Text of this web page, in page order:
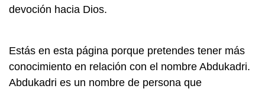
devoción hacia Dios.
Estás en esta página porque pretendes tener más
conocimiento en relación con el nombre Abdukadri.
Abdukadri es un nombre de persona que